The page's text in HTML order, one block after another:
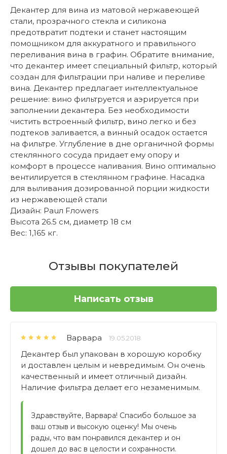
Декантер для вина из матовой нержавеющей
стали, прозрачного стекла и силикона
предотвратит подтеки и станет настоящим
помощником для аккуратного и правильного
переливания вина в графин. Обратите внимание,
что декантер имеет специальный фильтр, который
создан для фильтрации при наливе и переливе
вина. Декантер предлагает интеллектуальное
решение: вино фильтруется и аэрируется при
заполнении декантера. Без необходимости
чистить встроенный фильтр, вино легко и без
подтеков заливается, а винный осадок остается
на фильтре. Углубление в дне органичной формы
стеклянного сосуда придает ему опору и
комфорт в процессе наливания. Вино оптимально
вентилируется в стеклянном графине. Насадка
для выливания дозированной порции жидкости
из нержавеющей стали
Дизайн: Pauл Fлowers
Высота 26.5 см, диаметр 18 см
Вес: 1,165 кг.
Отзывы покупателей
Написать отзыв
Варвара 19.05.2018
Декантер был упакован в хорошую коробку
и доставлен целым и невредимым. Он очень
качественный и имеет отличный дизайн.
Наличие фильтра делает его незаменимым.
Здравствуйте, Варвара! Спасибо большое за
ваш отзыв и высокую оценку! Мы очень
рады, что вам понравился декантер и он
дошел до вас в целости и сохранности.